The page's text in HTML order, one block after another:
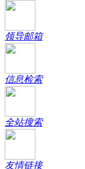
领导邮箱
信息检索
全站搜索
友情链接